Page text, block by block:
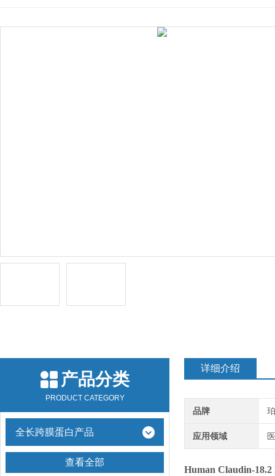
产品分类
PRODUCT CATEGORY
全长跨膜蛋白产品
查看全部
详细介绍
品牌
应用领域
Human Claudin-